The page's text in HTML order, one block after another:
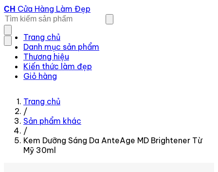
CH Cửa Hàng Làm Đẹp
Trang chủ
Danh mục sản phẩm
Thương hiệu
Kiến thức làm đẹp
Giỏ hàng
Trang chủ
/
Sản phẩm khác
/
Kem Dưỡng Sáng Da AnteAge MD Brightener Từ
Mỹ 30ml